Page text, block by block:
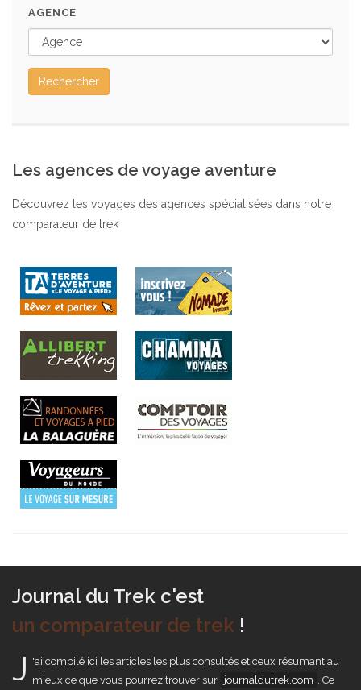
AGENCE
Rechercher
Les agences de voyage aventure
Découvrez les voyages des agences spécialisées dans notre
comparateur de trek
Journal du Trek c'est
un comparateur de trek !
J 'ai compilé ici les articles les plus consultés et ceux résumant au
mieux ce que vous pourrez trouver sur journaldutrek.com . Ce